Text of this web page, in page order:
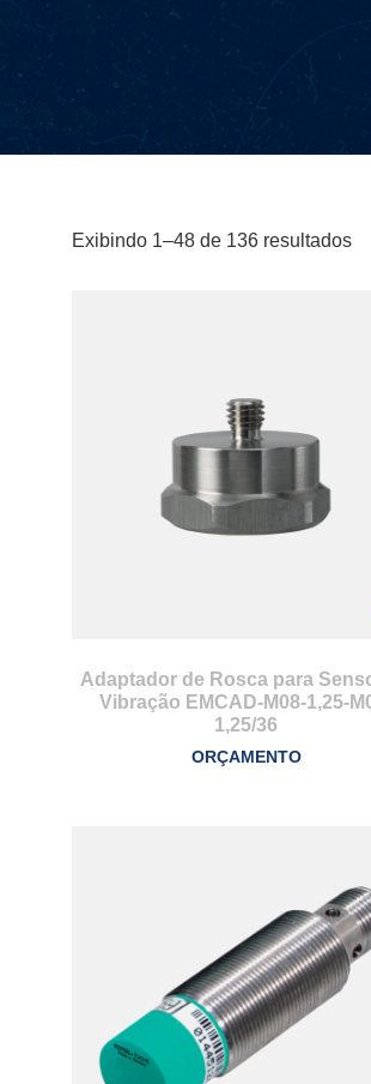
Exibindo 1–48 de 136 resultados
Adaptador de Rosca para
Vibração EMCAD-M08-1,25-
1,25/36
ORÇAMENTO